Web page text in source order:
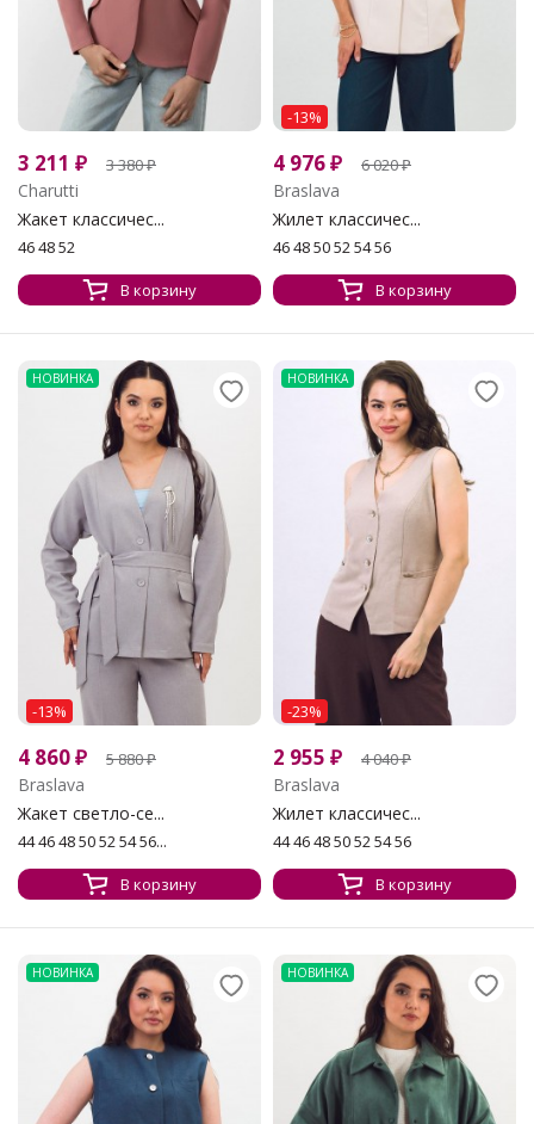
3 211 ₽ 3 380₽
Charutti
Жакет классичес...
46 48 52
В корзину
-13%
4 976₽ 6 020₽
Braslava
Жилет классичес...
46 48 50 52 54 56
В корзину
НОВИНКА
-13%
4 860₽ 5 880₽
Braslava
Жакет светло-се...
44 46 48 50 52 54 56...
В корзину
НОВИНКА
-23%
2 955 ₽ 4 040₽
Braslava
Жилет классичес...
44 46 48 50 52 54 56
В корзину
НОВИНКА НОВИНКА